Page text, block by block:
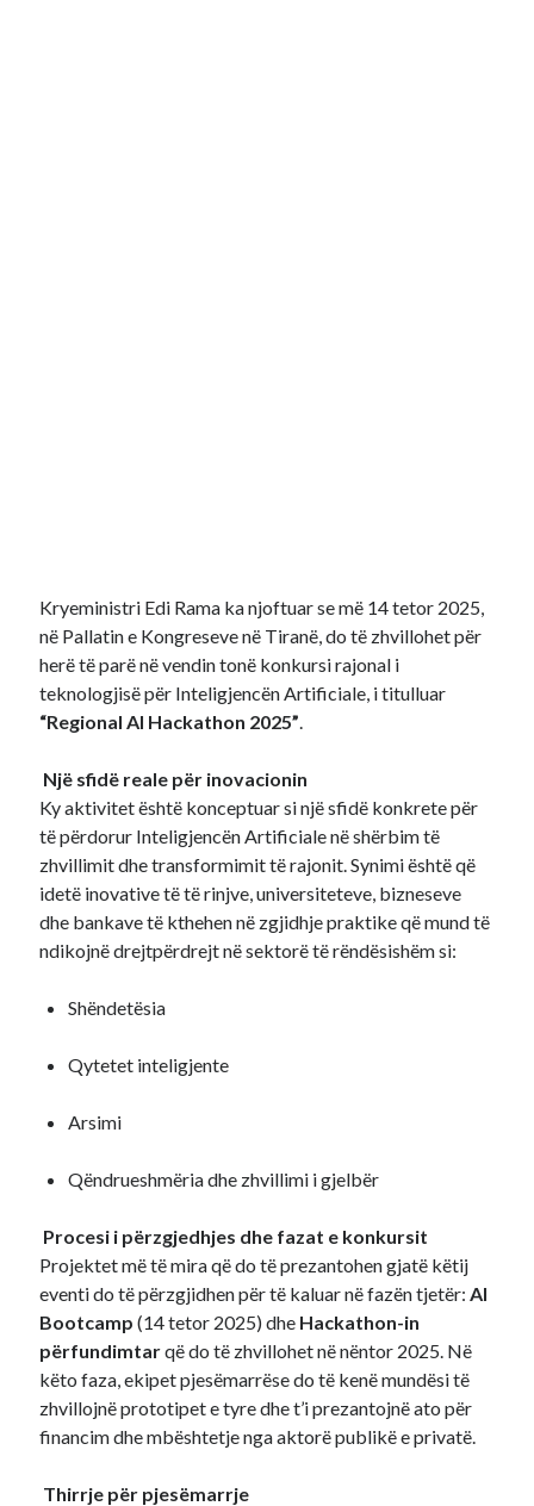
Kryeministri Edi Rama ka njoftuar se më 14 tetor 2025,
në Pallatin e Kongreseve në Tiranë, do të zhvillohet për
herë të parë në vendin tonë konkursi rajonal i
teknologjisë për Inteligjencën Artificiale, i titulluar
“Regional AI Hackathon 2025”.
Një sfidë reale për inovacionin
Ky aktivitet është konceptuar si një sfidë konkrete për
të përdorur Inteligjencën Artificiale në shërbim të
zhvillimit dhe transformimit të rajonit. Synimi është që
idetë inovative të të rinjve, universiteteve, bizneseve
dhe bankave të kthehen në zgjidhje praktike që mund të
ndikojnë drejtpërdrejt në sektorë të rëndësishëm si:
Shëndetësia
Qytetet inteligjente
Arsimi
Qëndrueshmëria dhe zhvillimi i gjelbër
Procesi i përzgjedhjes dhe fazat e konkursit
Projektet më të mira që do të prezantohen gjatë këtij
eventi do të përzgjidhen për të kaluar në fazën tjetër:AI
Bootcamp (14 tetor 2025) dhe Hackathon-in
përfundimtarqë do të zhvillohet në nëntor 2025. Në
këto faza, ekipet pjesëmarrëse do të kenë mundësi të
zhvillojnë prototipet e tyre dhe t’i prezantojnë ato për
financim dhe mbështetje nga aktorë publikë e privatë.
Thirrje për pjesëmarrje